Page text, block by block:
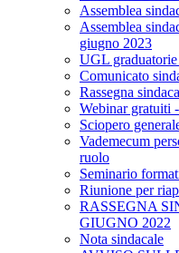
Assemblea
Assemblea
giugno 2023
UGL
Comunicato
Rassegna
Webinar gratuiti
Sciopero
Vademecum
ruolo
Seminario
Riunione per
RASSEGNA
GIUGNO 2022
Nota sindacale